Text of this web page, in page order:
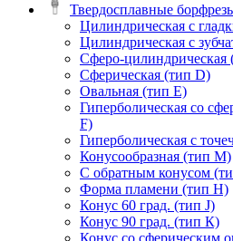
Твердосплавные
Цилиндрическая с
Цилиндрическая с
Сферо-цилиндрическая
Сферическая (тип D)
Овальная (тип Е)
Гиперболическая со
F)
Гиперболическая с
Конусообразная (тип М)
C обратным конусом
Форма пламени (тип H)
Конус 60 град. (тип J)
Конус 90 град. (тип К)
Конус со сферическим